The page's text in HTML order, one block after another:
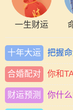
一生财运
十年大运 把握
合婚配对 你和
财运预测 你什